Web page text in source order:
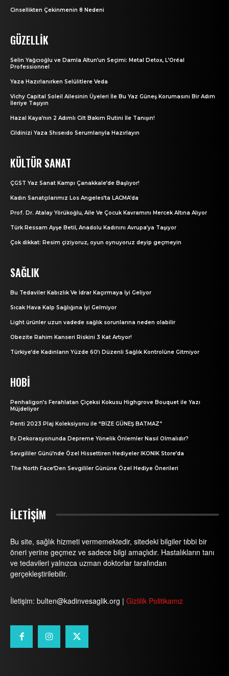
Cinsellikten Çekinmenin 8 Nedeni
GÜZELLIK
Selin Yağcıoğlu ve Damla Altun’un Seçimi: Metal Detox, L’Oréal
Professionnel
Yaza Hazırlanırken Selülitlere Veda
Vichy Capital Soleil Ailesinin Üyeleri İle Bu Yaz Güneş Korumasını Bir Adım
İleriye Taşıyın
Hazal Kaya’nın 2 Adımlı Cilt Bakım Rutini İle Tanışın!
Cildinizi Yaza Shıseıdo Serumlarıyla Hazırlayın
KÜLTÜR SANAT
ÇGST Yaz Sanat Kampı Çanakkale’de Başlıyor!
Kadın Sanatçılarımız Los Angeles’ta LACMA’da
Prof. Dr. Atalay Yörükoğlu, Aile Ve Çocuk Kavramını Mercek Altına Alıyor
Türk Ressam Ayşe Betil, Anadolu Kadınını Avrupa’ya Taşıyor
Çok dikkat: Resim çiziyoruz, oyun oynuyoruz deyip geçmeyin
SAĞLIK
Bu Tedaviler Kabızlık Ve İdrar Kaçırmaya İyi Geliyor
Sıcak Hava Kalp Sağlığına İyi Gelmiyor
Light ürünler uzun vadede sağlık sorunlarına neden olabilir
Obezite Rahim Kanseri Riskini 3 Kat Artıyor!
Türkiye’de Kadınların Yüzde 60’ı Düzenli Sağlık Kontrolüne Gitmiyor
HOBI
Penhaligon’s Ferahlatan Çiçeksi Kokusu Highgrove Bouquet ile Yazı
Müjdeliyor
Penti 2023 Plaj Koleksiyonu ile “BİZE GÜNEŞ BATMAZ”
Ev Dekorasyonunda Depreme Yönelik Önlemler Nasıl Olmalıdır?
Sevgililer Günü’nde Özel Hissettiren Hediyeler IKONIK Store’da
The North Face‘Den Sevgililer Gününe Özel Hediye Önerileri
İLETİŞİM
Bu site, sağlık hizmeti vermemektedir, sitedeki bilgiler tıbbi bir
öneri yerine geçmez ve sadece bilgi amaçlıdır. Hastalıkların tanı
ve tedavileri yalnızca uzman doktorlar tarafından
gerçekleştirilebilir.
İletişim: bulten@kadinvesaglik.org | Gizlilik Politikamız